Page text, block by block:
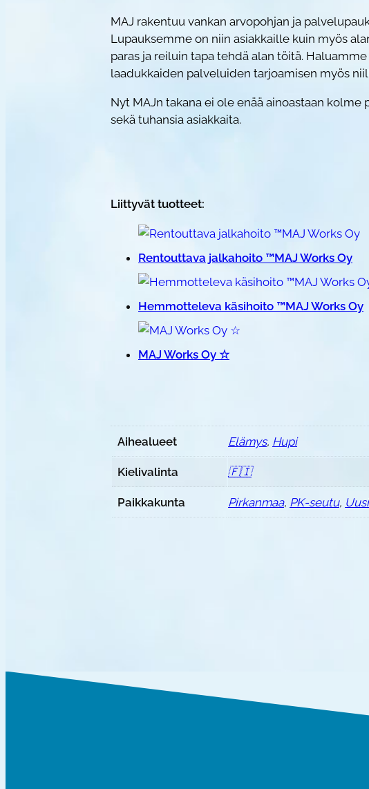
MAJ rakentuu vankan arvopohjan ja
Lupauksemme on niin asiakkaille kuin myös
paras ja reiluin tapa tehdä alan töitä.
laadukkaiden palveluiden tarjoamisen myös
Nyt MAJn takana ei ole enää ainoastaan
sekä tuhansia asiakkaita.
Liittyvät tuotteet:
Rentouttava jalkahoito ™MAJ Works Oy
Hemmotteleva käsihoito ™MAJ Works Oy
MAJ Works Oy ☆
Aihealueet Elämys, Hupi
Kielivalinta 🇫🇮
Paikkakunta Pirkanmaa, PK-seutu,